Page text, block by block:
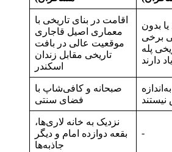
اقامت در بنای تاریخی با
معماری اصیل قاجاری
موقعیت عالی در بافت
تاریخی مقابل زندان
اسکندر
بدون
برخی
پله
دارند
صبحانه و کافی‌شاپ با
فضای سنتی
نزدیک به خانه لاری‌ها،
بقعه دوازده امام و دیگر
جاذبه‌ها
-